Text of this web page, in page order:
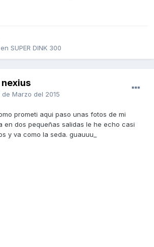
en SUPER DINK 300
de Marzo del 2015
prometi aqui paso unas fotos de mi
en dos pequeñas salidas le he echo casi
y va como la seda. guauuu_